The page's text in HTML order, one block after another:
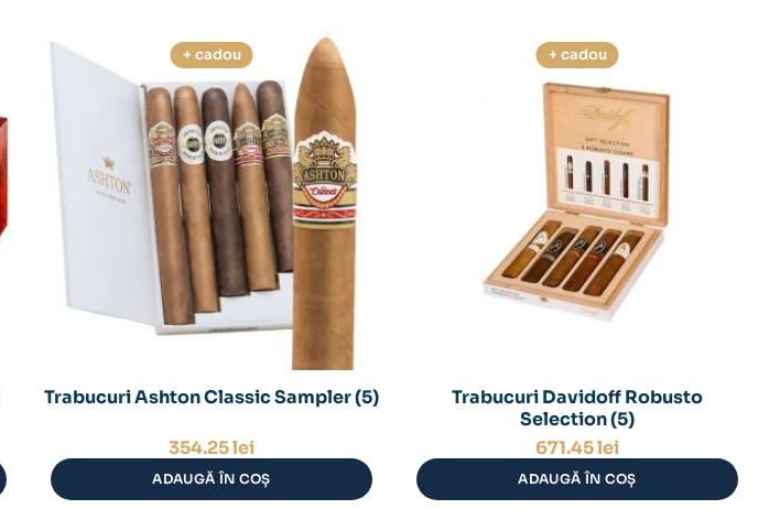
+ cadou
Trabucuri Ashton Classic Sampler (5)
354.25lei
ADAUGĂ ÎN COȘ
+ cadou
Trabucuri Davidoff Robusto
Selection (5)
671.45lei
ADAUGĂ ÎN COȘ